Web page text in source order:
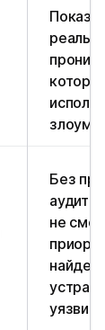
Без
аудита
не